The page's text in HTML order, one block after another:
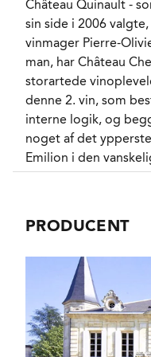
LAGRING
FORVENTET
SERVERINGS-
EMBALLAGETYPE
FINE WINE
VARENR.
PASSER GODT TIL
KARAKTERISTIKA
VINIFIKATION
FLASKELAGRING
Château Quinault -
sin side i 2006
vinmager Pierre-
man, har Château
storartede
denne 2. vin, som
interne logik, og
noget af det
Emilion i den
Der er tale om
39 tilplantede ha. i
jordbundens
og da det nye
klar i 2012 fik man i
temperaturstyrede
størrelse fra 20 - 110
PRODUCENT